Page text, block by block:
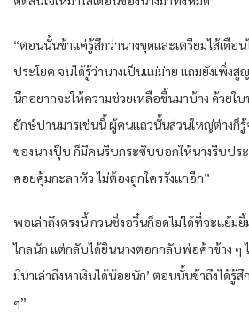
“ตอนนั้นข้าแค่รู้สึกว่านางขุดและเตรียมไส้เดือ
ประโยค จนได้รู้ว่านางเป็นแม่ม่าย แถมยังเพิ่งสู
นึกอยากจะให้ความช่วยเหลือขึ้นมาบ้าง ด้วยใ
ยักษ์ปานมารเช่นนี้ ผู้คนแถวนั้นส่วนใหญ่ต่างก็
ของนางปุ๊บ ก็มีคนรีบกระซิบบอกให้นางรีบปร
คอยคุ้มกะลาหัว ไม่ต้องถูกใครรังแกอีก”
พอเล่าถึงตรงนี้ กวนชิ่งอวิ๋นก็อดไม่ได้ที่จะแย้มยิ้
ไกลนัก แต่กลับได้ยินนางตอกกลับพ่อค้าข้าง ๆ ไ
มิน่าเล่าถึงหาเงินได้น้อยนัก’ ตอนนั้นข้าถึงได้รู้
ๆ”